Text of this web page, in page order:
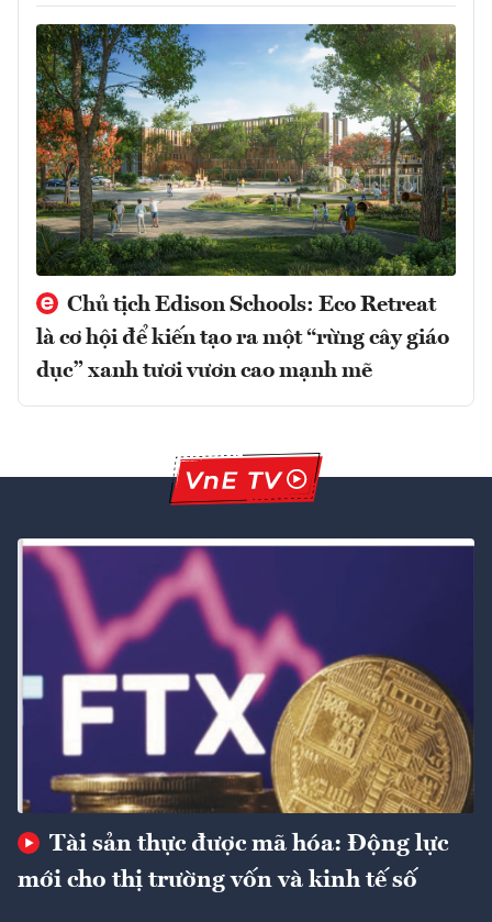
Chủ tịch Edison Schools: Eco Retreat
là cơ hội để kiến tạo ra một “rừng cây giáo
dục” xanh tươi vươn cao mạnh mẽ
Tài sản thực được mã hóa: Động lực
mới cho thị trường vốn và kinh tế số